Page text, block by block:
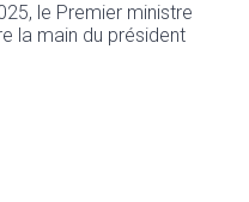
le Premier ministre
la main du président